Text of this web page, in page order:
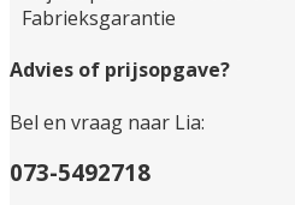
Fabrieksgarantie
Advies of prijsopgave?
Bel en vraag naar Lia:
073-5492718